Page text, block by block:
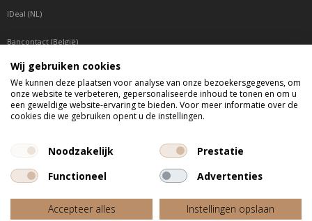
IDeal (NL)
Bancontact (België)
Sepa betaling (Overige landen)
Telefonisch bereikbaar
Website door
Fastware
Wij gebruiken cookies
We kunnen deze plaatsen voor analyse van onze bezoekersgegevens, om
onze website te verbeteren, gepersonaliseerde inhoud te tonen en om u
een geweldige website-ervaring te bieden. Voor meer informatie over de
cookies die we gebruiken opent u de instellingen.
Noodzakelijk
Prestatie
Functioneel
Advertenties
Accepteer alles Instellingen opslaan